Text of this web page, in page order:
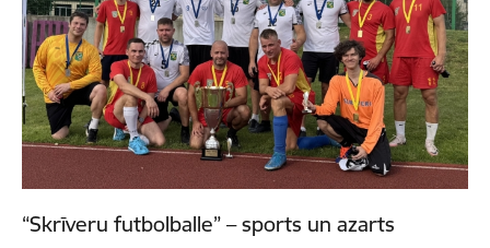
“Skrīveru futbolballe” – sports un azarts